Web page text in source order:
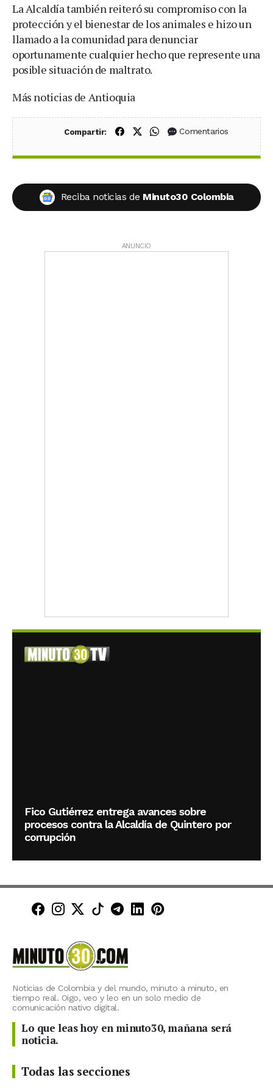
La Alcaldía también reiteró su compromiso con la
protección y el bienestar de los animales e hizo un
llamado a la comunidad para denunciar
oportunamente cualquier hecho que represente una
posible situación de maltrato.
Más noticias de Antioquia
Compartir: Compartir en Facebook
Compartir en X (Twitter)
Compartir en WhatsApp
Comentarios
Reciba noticias de Minuto30 Colombia
ANUNCIO
Fico Gutiérrez entrega avances sobre
procesos contra la Alcaldía de Quintero por
corrupción
Minuto30 en Facebook
Minuto30 en Instagram
Minuto30 en X (Twitter)
Minuto30 en TikTok
Canal de Minuto30 en
Minuto30 en LinkedIn
Minuto30 en
Noticias de Colombia y del mundo, minuto a minuto, en
tiempo real. Oigo, veo y leo en un solo medio de
comunicación nativo digital.
Lo que leas hoy en minuto30, mañana será
noticia.
Todas las secciones